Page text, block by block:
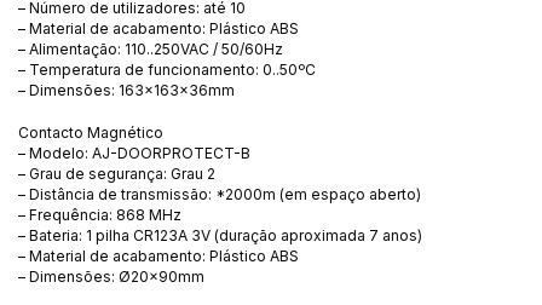
– Número de utilizadores: até 10
– Material de acabamento: Plástico ABS
– Alimentação: 110..250VAC / 50/60Hz
– Temperatura de funcionamento: 0..50ºC
– Dimensões: 163x163x36mm
Contacto Magnético
– Modelo: AJ-DOORPROTECT-B
– Grau de segurança: Grau 2
– Distância de transmissão: *2000m (em espaço aberto)
– Frequência: 868 MHz
– Bateria: 1 pilha CR123A 3V (duração aproximada 7 anos)
– Material de acabamento: Plástico ABS
– Dimensões: Ø20x90mm